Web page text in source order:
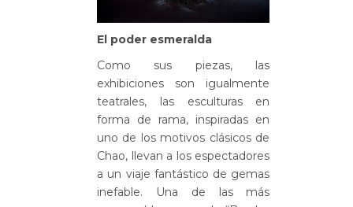
El poder esmeralda
Como sus piezas, las
exhibiciones son igualmente
teatrales, las esculturas en
forma de rama, inspiradas en
uno de los motivos clásicos de
Chao, llevan a los espectadores
a un viaje fantástico de gemas
inefable. Una de las más